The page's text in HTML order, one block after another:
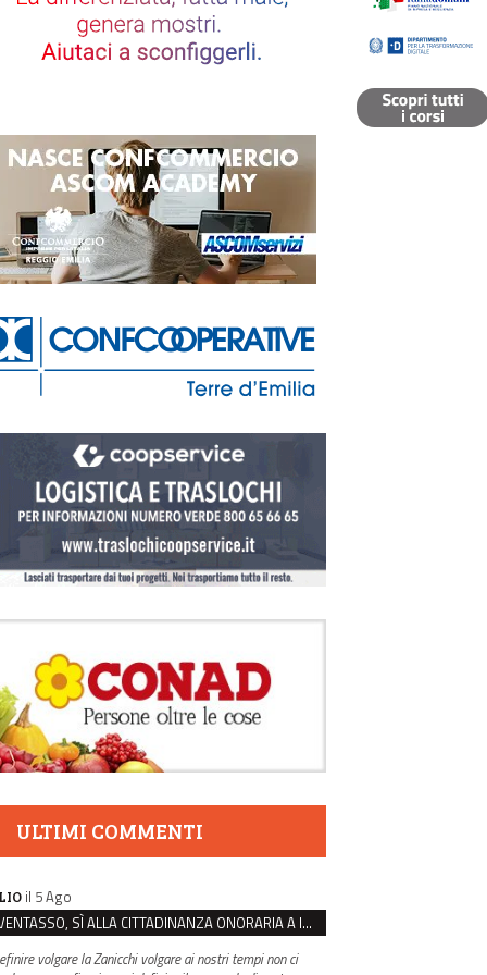
ULTIMI COMMENTI
il 5 Ago
VENTASSO, SÌ ALLA CITTADINANZA ONORARIA A IVA ZANICCHI. MA BARGIACCHI: “È DI PESSIMO GUSTO”
volgare la Zanicchi volgare ai nostri tempi non ci